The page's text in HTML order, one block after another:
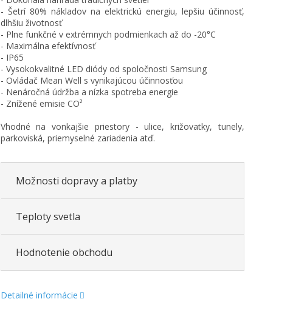
- Šetrí 80% nákladov na elektrickú energiu, lepšiu účinnosť,
dlhšiu životnosť
- Plne funkčné v extrémnych podmienkach až do -20°C
- Maximálna efektívnosť
- IP65
- Vysokokvalitné LED diódy od spoločnosti Samsung
- Ovládač Mean Well s vynikajúcou účinnosťou
- Nenáročná údržba a nízka spotreba energie
- Znížené emisie CO²
Vhodné na vonkajšie priestory - ulice, križovatky, tunely,
parkoviská, priemyselné zariadenia atď.
Možnosti dopravy a platby
Teploty svetla
Hodnotenie obchodu
Detailné informácie